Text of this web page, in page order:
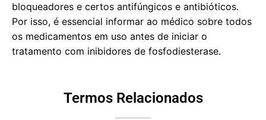
bloqueadores e certos antifúngicos e antibióticos.
Por isso, é essencial informar ao médico sobre todos
os medicamentos em uso antes de iniciar o
tratamento com inibidores de fosfodiesterase.
Termos Relacionados